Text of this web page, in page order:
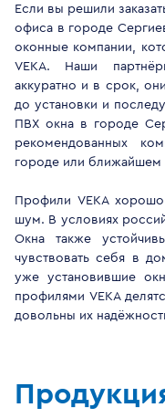
Если вы решили
офиса в городе
оконные компании,
VEKA. Наши
аккуратно и в срок,
до установки и
ПВХ окна в городе
рекомендованных
городе или ближайшем
Профили VEKA
шум. В условиях
Окна также
чувствовать себя в
уже установившие
профилями VEKA
довольны их